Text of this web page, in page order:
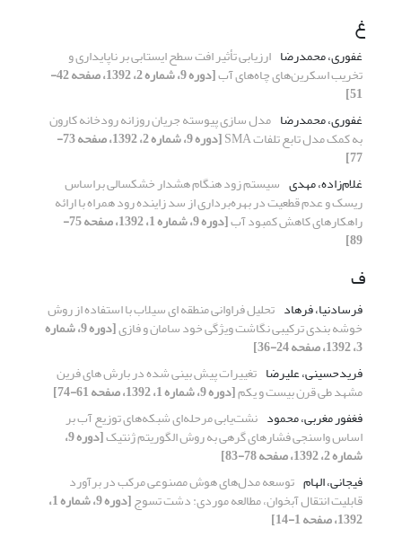
غ
غفوری، محمدرضا ارزیابی تأثیر افت سطح ایستابی بر ناپایداری و
تخریب اسکرین‌‌های چاه‌‌های آب [دوره 9، شماره 2، 1392، صفحه 42-
51]
غفوری، محمدرضا مدل سازی پیوسته جریان روزانه رودخانه کارون
به کمک مدل تابع تلفات SMA [دوره 9، شماره 2، 1392، صفحه 73-
77]
غلام‌زاده، مهدی سیستم زود هنگام هشدار خشکسالی براساس
ریسک و عدم قطعیت در بهره‌برداری از سد زاینده رود همراه با ارائه
راهکارهای کاهش کمبود آب [دوره 9، شماره 1، 1392، صفحه 75-
89]
ف
فرسادنیا، فرهاد تحلیل فراوانی منطقه ای سیلاب با استفاده از روش
خوشه بندی ترکیبی نگاشت ویژگی خود سامان و فازی [دوره 9، شماره
3، 1392، صفحه 24-36]
فریدحسینی، علیرضا تغییرات پیش بینی شده در بارش های فرین
مشهد طی قرن بیست و یکم[دوره 9، شماره 1، 1392، صفحه 61-74]
فغفور مغربی، محمود نشت‌یابی مرحله‌ای شبکه‌های توزیع آب بر
اساس واسنجی فشارهای گرهی به روش الگوریتم ژنتیک [دوره 9،
شماره 2، 1392، صفحه 78-83]
فیجانی، الهام توسعه مدل‌های هوش مصنوعی مرکب در برآورد
قابلیت انتقال آبخوان، مطالعه موردی: دشت تسوج [دوره 9، شماره 1،
1392، صفحه 1-14]